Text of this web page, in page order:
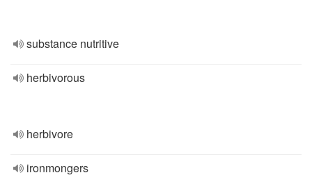
substance nutritive
herbivorous
herbivore
ironmongers